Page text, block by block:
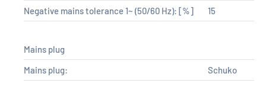
Negative mains tolerance 1~ (50/60 Hz): [%] 15
Mains plug
Mains plug:
Schuko